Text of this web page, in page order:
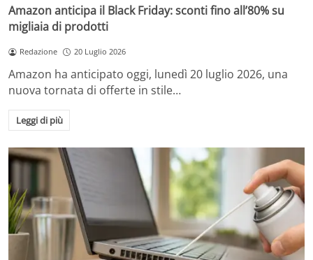
Amazon anticipa il Black Friday: sconti fino all’80% su
migliaia di prodotti
Redazione 20 Luglio 2026
Amazon ha anticipato oggi, lunedì 20 luglio 2026, una
nuova tornata di offerte in stile…
Leggi di più